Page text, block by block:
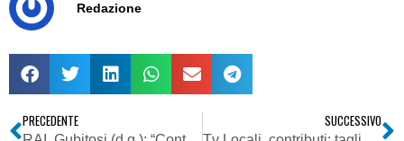
Redazione
PRECEDENTE SUCCESSIVO